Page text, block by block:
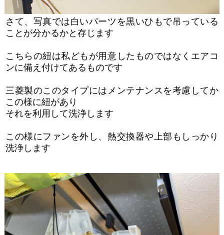
さて、写真では白いパーツを黒いひもで吊っている
ことが分かるかと存じます
こちらの紐は私どもが用意したものではなくエアコ
ンに備え付けてあるものです
三菱製のこのタイプにはメンテナンスを考慮してか
この様に紐があり
それを利用して洗浄します
この様にファンを外し、熱交換器や上部もしっかり
洗浄します